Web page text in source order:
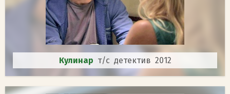
Кулинар т/с детектив 2012